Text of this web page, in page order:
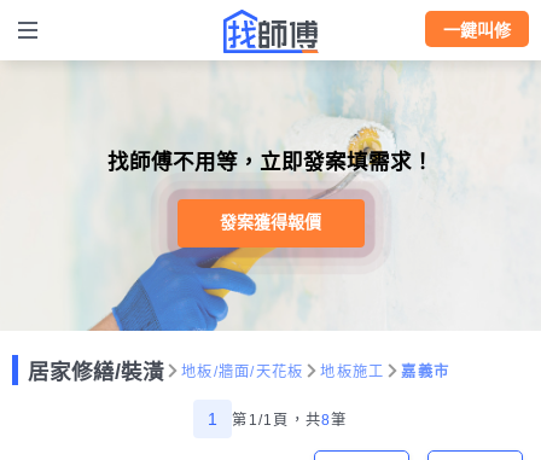
一鍵叫修
找師傅不用等，立即發案填需求！
發案獲得報價
居家修繕/裝潢 地板/牆面/天花板 地板施工 嘉義市
1 第1/1頁， 共8筆